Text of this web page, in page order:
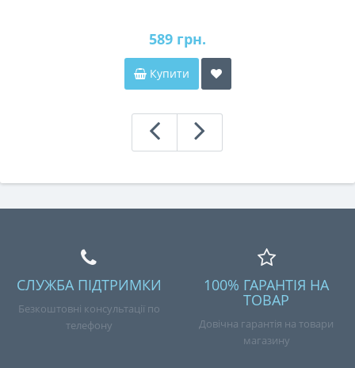
589 грн.
Купити
СЛУЖБА ПІДТРИМКИ
Безкоштовні консультації по
телефону
100% ГАРАНТІЯ НА
ТОВАР
Довічна гарантія на товари
магазину